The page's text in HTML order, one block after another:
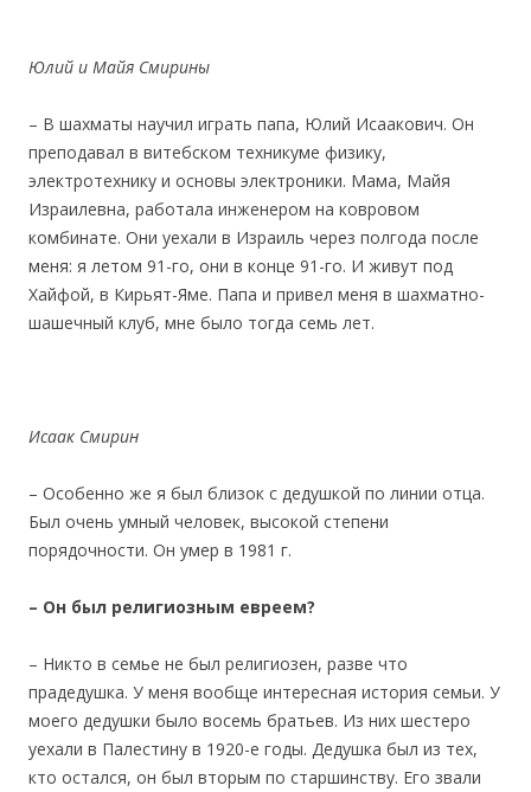
Юлий и Майя Смирины
– В шахматы научил играть папа, Юлий Исаакович. Он
преподавал в витебском техникуме физику,
электротехнику и основы электроники. Мама, Майя
Израилевна, работала инженером на ковровом
комбинате. Они уехали в Израиль через полгода после
меня: я летом 91-го, они в конце 91-го. И живут под
Хайфой, в Кирьят-Яме. Папа и привел меня в шахматно-
шашечный клуб, мне было тогда семь лет.
Исаак Смирин
– Особенно же я был близок с дедушкой по линии отца.
Был очень умный человек, высокой степени
порядочности. Он умер в 1981 г.
– Он был религиозным евреем?
– Никто в семье не был религиозен, разве что
прадедушка. У меня вообще интересная история семьи. У
моего дедушки было восемь братьев. Из них шестеро
уехали в Палестину в 1920-е годы. Дедушка был из тех,
кто остался, он был вторым по старшинству. Его звали